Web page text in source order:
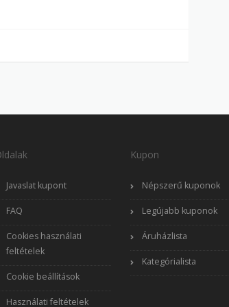
Javaslat kupont
FAQ
Cookies használati
feltételek
Cookie beállítások
Használati feltételek
Kupon
Népszerű kuponok
Legújabb kuponok
Áruházlista
Kategórialista